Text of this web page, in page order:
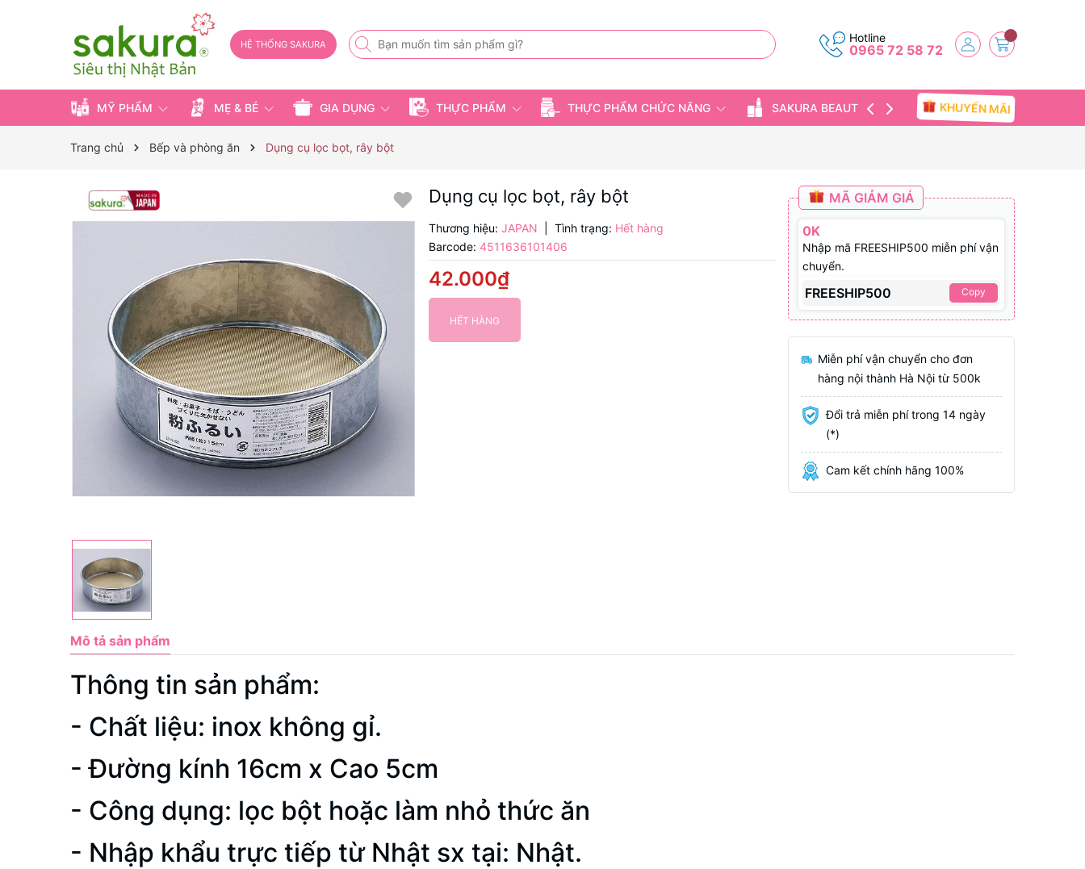
HỆ THỐNG SAKURA Hotline
0965 72 58 72
MỸ PHẨM MẸ & BÉ GIA DỤNG THỰC PHẨM THỰC PHẨM CHỨC NĂNG SAKURA BEAUTY TIN TỨC
KHUYẾN MÃI
Trang chủ Bếp và phòng ăn Dụng cụ lọc bọt, rây bột
Dụng cụ lọc bọt, rây bột
Thương hiệu: JAPAN Tình trạng: Hết hàng
Barcode: 4511636101406
42.000₫
HẾT HÀNG
MÃ GIẢM GIÁ
0K
Nhập mã FREESHIP500 miễn phí vận
chuyển.
FREESHIP500 Copy
Miễn phí vận chuyển cho đơn
hàng nội thành Hà Nội từ 500k
Đổi trả miễn phí trong 14 ngày
(*)
Cam kết chính hãng 100%
Mô tả sản phẩm
Thông tin sản phẩm:
- Chất liệu: inox không gỉ.
- Đường kính 16cm x Cao 5cm
- Công dụng: lọc bột hoặc làm nhỏ thức ăn
- Nhập khẩu trực tiếp từ Nhật sx tại: Nhật.